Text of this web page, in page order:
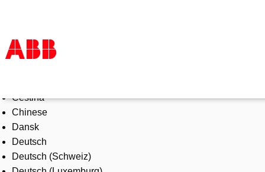
Products & Solutions
Industries
Services
About us
Where to buy
Čeština
Chinese
Dansk
Deutsch
Deutsch (Schweiz)